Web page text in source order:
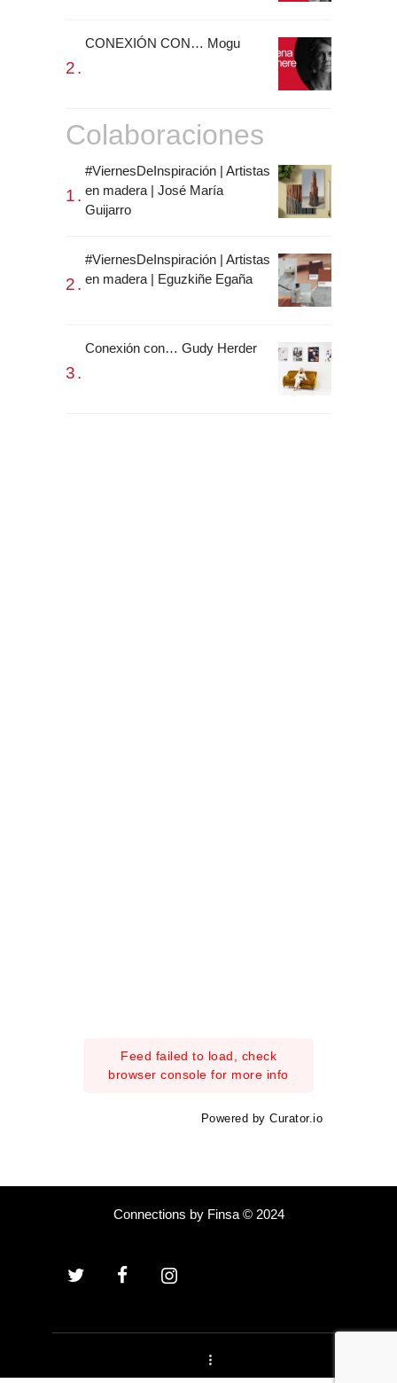
CONEXIÓN CON… Mogu
Colaboraciones
#ViernesDeInspiración | Artistas
en madera | José María
Guijarro
#ViernesDeInspiración | Artistas
en madera | Eguzkiñe Egaña
Conexión con… Gudy Herder
Feed failed to load, check
browser console for more info
Powered by Curator.io
Connections by Finsa © 2024